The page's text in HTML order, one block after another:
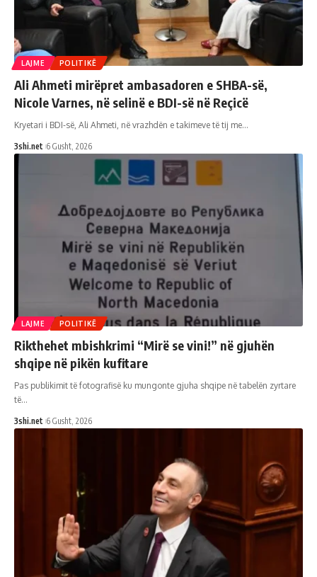
LAJME POLITIKË
Ali Ahmeti mirëpret ambasadoren e SHBA-së,
Nicole Varnes, në selinë e BDI-së në Reçicë
Kryetari i BDI-së, Ali Ahmeti, në vrazhdën e takimeve të tij me…
3shi.net 6 Gusht, 2026
LAJME POLITIKË
Rikthehet mbishkrimi “Mirë se vini!” në gjuhën
shqipe në pikën kufitare
Pas publikimit të fotografisë ku mungonte gjuha shqipe në tabelën zyrtare
të…
3shi.net 6 Gusht, 2026